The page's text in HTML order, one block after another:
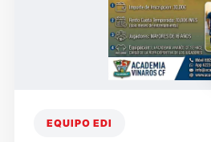
EQUIPO EDI